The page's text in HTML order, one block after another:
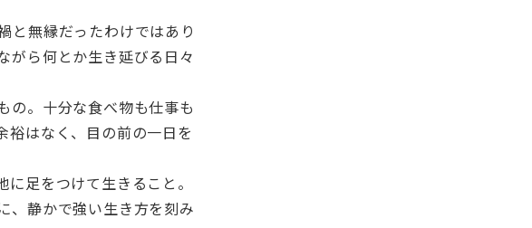
と無縁だったわけではあり
がら何とか生き延びる日々
の。十分な食べ物も仕事も
裕はなく、目の前の一日を
足をつけて生きること。
、静かで強い生き方を刻み